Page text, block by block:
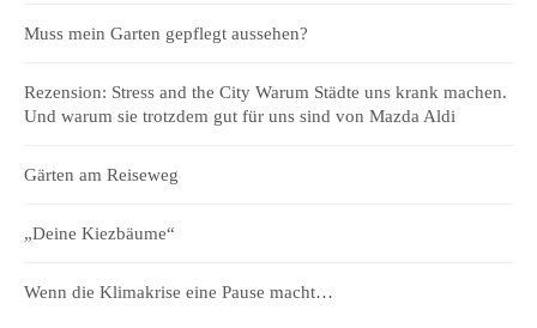
Muss mein Garten gepflegt aussehen?
Rezension: Stress and the City Warum Städte uns krank machen.
Und warum sie trotzdem gut für uns sind von Mazda Aldi
Gärten am Reiseweg
„Deine Kiezbäume“
Wenn die Klimakrise eine Pause macht…